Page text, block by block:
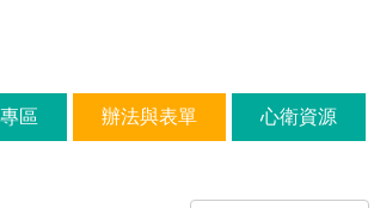
區 辦法與表單 心衛資源